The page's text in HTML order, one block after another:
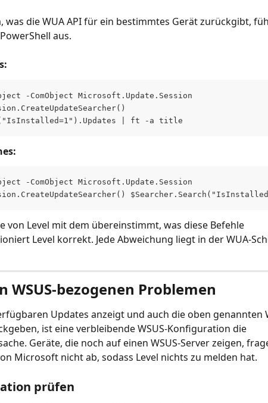
was die WUA API für ein bestimmtes Gerät zurückgibt,
aus.
-ComObject Microsoft.Update.Session
| ft -a title
-ComObject Microsoft.Update.Session
von Level mit dem übereinstimmt, was diese Befehle
Level korrekt. Jede Abweichung liegt in der WUA-
WSUS-bezogenen Problemen
Updates anzeigt und auch die oben genannten
ist eine verbleibende WSUS-Konfiguration die
Geräte, die noch auf einen WSUS-Server zeigen,
Microsoft nicht ab, sodass Level nichts zu melden hat.
prüfen